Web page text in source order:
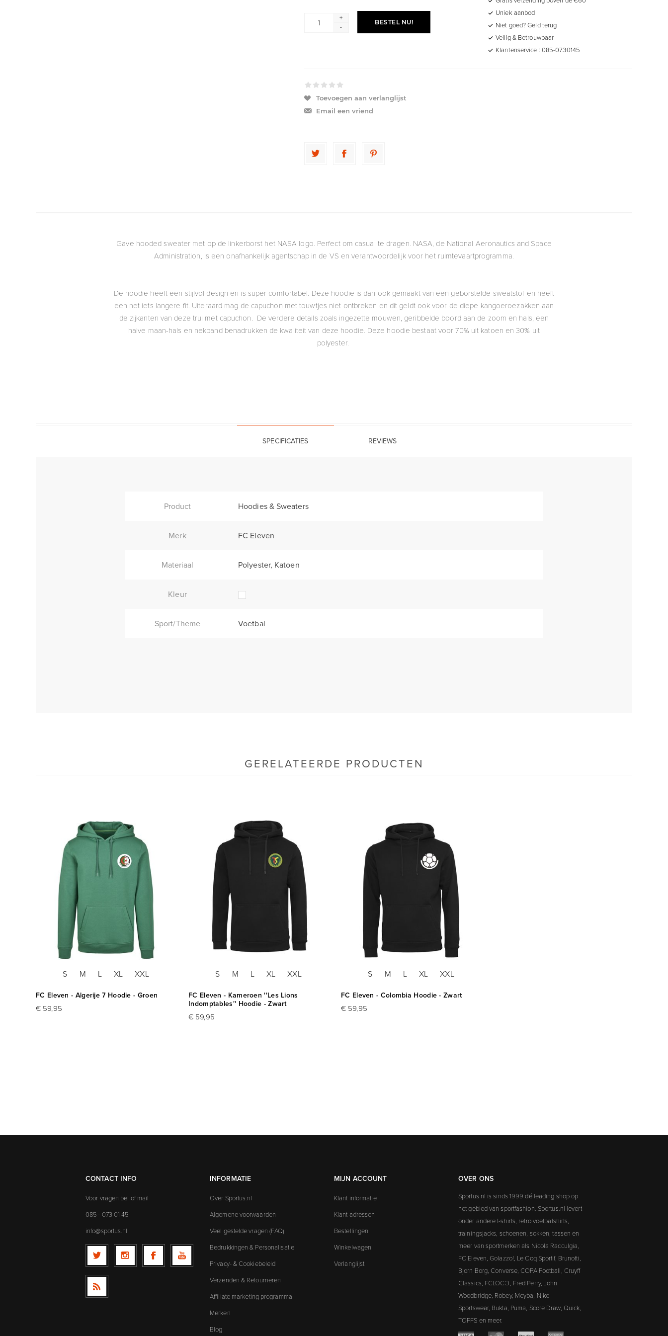
+
-
BESTEL NU!
Uniek aanbod
Niet goed? Geld terug
Veilig & Betrouwbaar
Klantenservice : 085-0730145
Toevoegen aan verlanglijst
Email een vriend
Gave hooded sweater met op de linkerborst het NASA logo. Perfect om casual te dragen. NASA, de National Aeronautics and Space
Administration, is een onafhankelijk agentschap in de VS en verantwoordelijk voor het ruimtevaartprogramma.
De hoodie heeft een stijlvol design en is super comfortabel. Deze hoodie is dan ook gemaakt van een geborstelde sweatstof en heeft
een net iets langere fit. Uiteraard mag de capuchon met touwtjes niet ontbreken en dit geldt ook voor de diepe kangoeroezakken aan
de zijkanten van deze trui met capuchon. De verdere details zoals ingezette mouwen, geribbelde boord aan de zoom en hals, een
halve maan-hals en nekband benadrukken de kwaliteit van deze hoodie. Deze hoodie bestaat voor 70% uit katoen en 30% uit
polyester.
SPECIFICATIES REVIEWS
Product Hoodies & Sweaters
Merk FC Eleven
Materiaal Polyester, Katoen
Kleur
Sport/Theme Voetbal
GERELATEERDE PRODUCTEN
S M L XL XXL
FC Eleven - Algerije 7 Hoodie - Groen
€ 59,95
S M L XL XXL
FC Eleven - Kameroen ''Les Lions
Indomptables'' Hoodie - Zwart
€ 59,95
S M L XL XXL
FC Eleven - Colombia Hoodie - Zwart
€ 59,95
CONTACT INFO
Voor vragen bel of mail
085 - 073 01 45
info@sportus.nl
INFORMATIE
Over Sportus.nl
Algemene voorwaarden
Veel gestelde vragen (FAQ)
Bedrukkingen & Personalisatie
Privacy- & Cookiebeleid
Verzenden & Retourneren
Affiliate marketing programma
Merken
Blog
MIJN ACCOUNT
Klant informatie
Klant adressen
Bestellingen
Winkelwagen
Verlanglijst
OVER ONS
Sportus.nl is sinds 1999 dé leading shop op
het gebied van sportfashion. Sportus.nl levert
onder andere t-shirts, retro voetbalshirts,
trainingsjacks, schoenen, sokken, tassen en
meer van sportmerken als Nicola Racculgia,
FC Eleven, Golazzo!, Le Coq Sportif, Brunotti,
Bjorn Borg, Converse, COPA Football, Cruyff
Classics, FCLOCO, Fred Perry, John
Woodbridge, Robey, Meyba, Nike
Sportswear, Bukta, Puma, Score Draw, Quick,
TOFFS en meer.